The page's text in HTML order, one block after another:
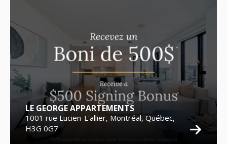
LE GEORGE APPARTEMENTS
1001 rue Lucien-L'allier, Montréal, Québec,
H3G 0G7